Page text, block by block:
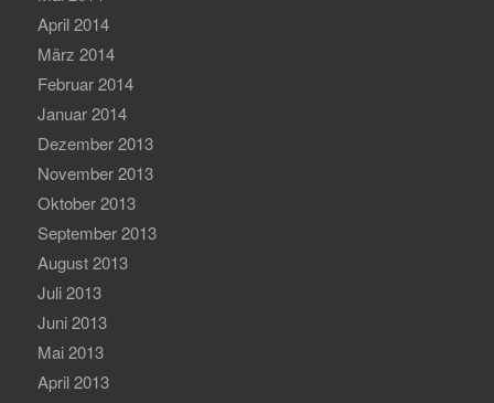
April 2014
März 2014
Februar 2014
Januar 2014
Dezember 2013
November 2013
Oktober 2013
September 2013
August 2013
Juli 2013
Juni 2013
Mai 2013
April 2013